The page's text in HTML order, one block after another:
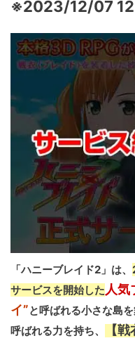
※2023/12/07
「ハニーブレイド2」は、
サービスを開始した 人気
イ”と呼ばれる小さな島
呼ばれる力を持ち、
【